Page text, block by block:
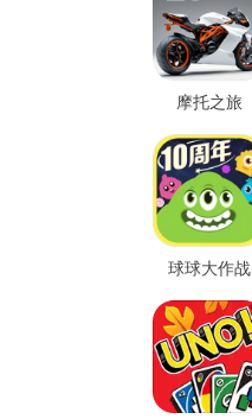
摩托之旅
球球大作战